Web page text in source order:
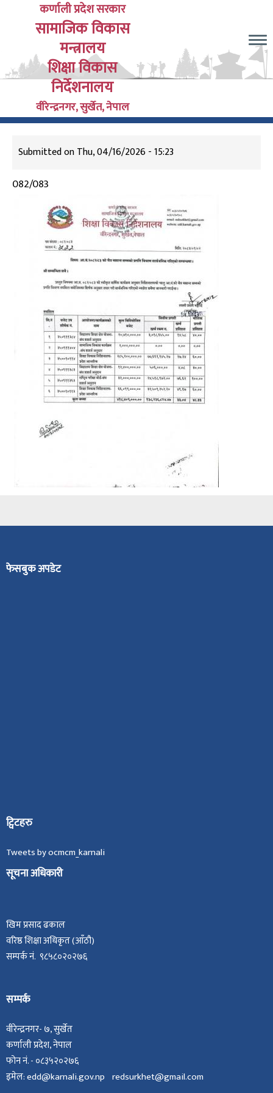
content
कर्णाली प्रदेश सरकार
सामाजिक विकास
मन्त्रालय
शिक्षा विकास
निर्देशनालय
वीरेन्द्रनगर, सुर्खेत, नेपाल
Submitted onThu, 04/16/2026 - 15:23
082/083
फेसबुक अपडेट
ट्विटहरु
Tweets by ocmcm_karnali
सूचना अधिकारी
खिम प्रसाद ढकाल
वरिष्ठ शिक्षा अधिकृत (आँठौ)
सम्पर्क नं. ९८५८०२०२७६
सम्पर्क
वीरेन्द्रनगर- ७, सुर्खेत
कर्णाली प्रदेश, नेपाल
फोन नं. - ०८३५२०२७६
इमेल: edd@karnali.gov.np redsurkhet@gmail.com